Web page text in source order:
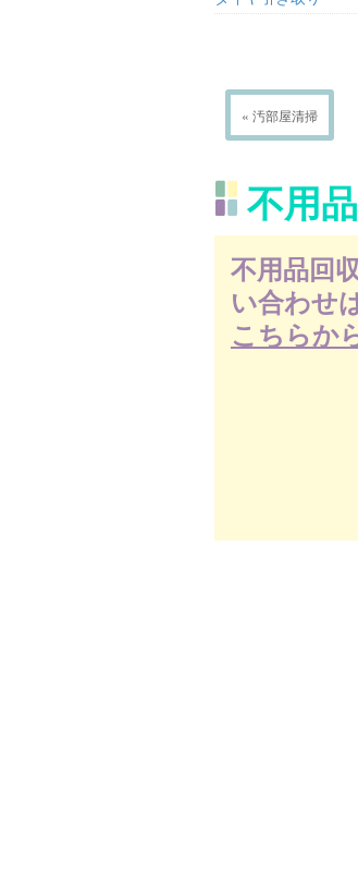
« 汚部屋清掃
不用
不用品回
い合わせ
こちらか